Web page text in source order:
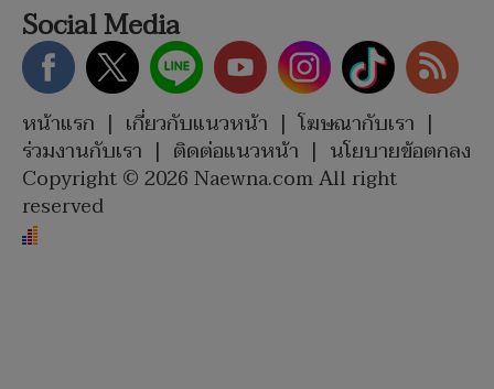
Social Media
หน้าแรก | เกี่ยวกับแนวหน้า | โฆษณากับเรา |
ร่วมงานกับเรา | ติดต่อแนวหน้า | นโยบายข้อตกลง
Copyright © 2026 Naewna.com All right
reserved